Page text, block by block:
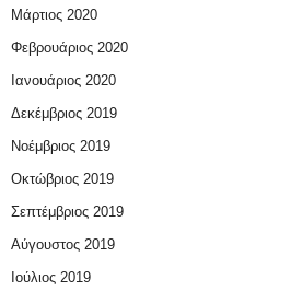
Μάρτιος 2020
Φεβρουάριος 2020
Ιανουάριος 2020
Δεκέμβριος 2019
Νοέμβριος 2019
Οκτώβριος 2019
Σεπτέμβριος 2019
Αύγουστος 2019
Ιούλιος 2019